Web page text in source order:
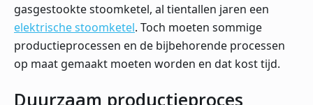
gasgestookte stoomketel, al tientallen jaren een
elektrische stoomketel. Toch moeten sommige
productieprocessen en de bijbehorende processen
op maat gemaakt moeten worden en dat kost tijd.
Duurzaam productieproces